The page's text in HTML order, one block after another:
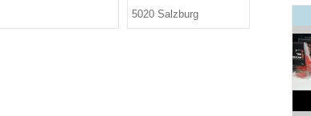
5020 Salzburg